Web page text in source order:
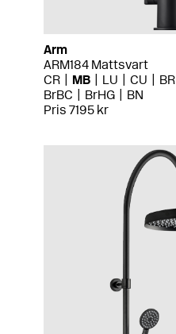
Arm
ARM184 Mattsvart
CR
MB LU CU BR
BrBC
BrHG
BN
Pris 7195 kr